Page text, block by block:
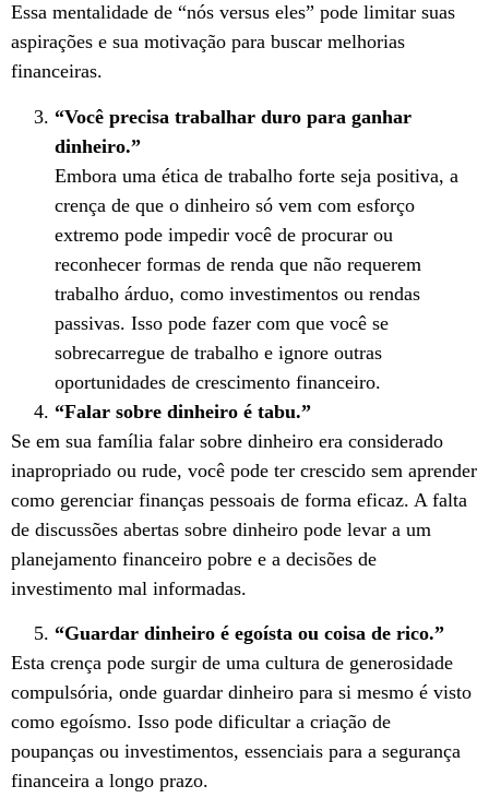
Essa mentalidade de “nós versus eles” pode limitar suas
aspirações e sua motivação para buscar melhorias
financeiras.
“Você precisa trabalhar duro para ganhar
dinheiro.”
Embora uma ética de trabalho forte seja positiva, a
crença de que o dinheiro só vem com esforço
extremo pode impedir você de procurar ou
reconhecer formas de renda que não requerem
trabalho árduo, como investimentos ou rendas
passivas. Isso pode fazer com que você se
sobrecarregue de trabalho e ignore outras
oportunidades de crescimento financeiro.
“Falar sobre dinheiro é tabu.”
Se em sua família falar sobre dinheiro era considerado
inapropriado ou rude, você pode ter crescido sem aprender
como gerenciar finanças pessoais de forma eficaz. A falta
de discussões abertas sobre dinheiro pode levar a um
planejamento financeiro pobre e a decisões de
investimento mal informadas.
“Guardar dinheiro é egoísta ou coisa de rico.”
Esta crença pode surgir de uma cultura de generosidade
compulsória, onde guardar dinheiro para si mesmo é visto
como egoísmo. Isso pode dificultar a criação de
poupanças ou investimentos, essenciais para a segurança
financeira a longo prazo.